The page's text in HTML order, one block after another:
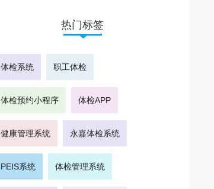
热门标签
体检系统 职工体检
体检预约小程序 体检APP
健康管理系统 永嘉体检系统
PEIS系统 体检管理系统